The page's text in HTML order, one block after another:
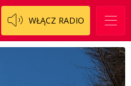
WŁĄCZ RADIO